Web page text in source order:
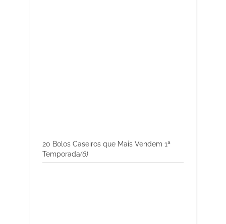
20 Bolos Caseiros que Mais Vendem 1ª
Temporada(6)